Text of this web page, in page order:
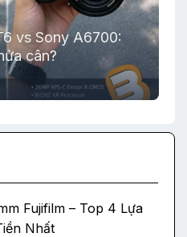
vs Sony A6700:
cân?
Fujifilm – Top 4 Lựa
Nhất